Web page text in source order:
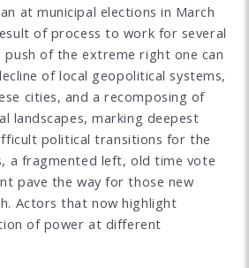
at municipal elections in March
of process to work for several
push of the extreme right one can
of local geopolitical systems,
cities, and a recomposing of
landscapes, marking deepest
political transitions for the
a fragmented left, old time vote
pave the way for those new
Actors that now highlight
of power at different